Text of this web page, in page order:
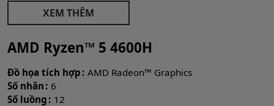
XEM THÊM
AMD Ryzen™ 5 4600H
Đồ họa tích hợp AMD Radeon™ Graphics
Số nhân
6
Số luồng
12